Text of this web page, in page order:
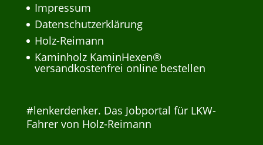
Impressum
Datenschutzerklärung
Holz-Reimann
Kaminholz KaminHexen®
versandkostenfrei online bestellen
#lenkerdenker. Das Jobportal für LKW-
Fahrer von Holz-Reimann